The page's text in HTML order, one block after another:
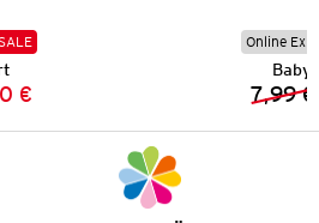
Preis:
Preis:
€
Online
Baby
7,99 €